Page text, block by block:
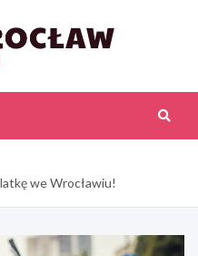
we Wrocławiu!